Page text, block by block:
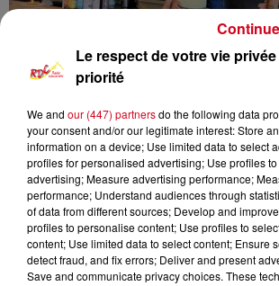
Les Infos Locales
Le respect de votre vie
priorité
We and our (447) partnersdo the following data
your consent and/or our legitimate interest: Store
information on a device; Use limited data to select
profiles for personalised advertising; Use profiles
advertising; Measure advertising performance;
performance; Understand audiences through
of data from different sources; Develop and
profiles to personalise content; Use profiles to
content; Use limited data to select content; Ensure
detect fraud, and fix errors; Deliver and present
Save and communicate privacy choices. These